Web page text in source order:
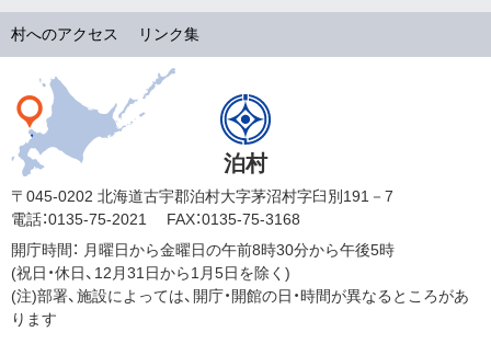
村へのアクセス リンク集
泊村
〒045-0202 北海道古宇郡泊村大字茅沼村字臼別191－7
電話：0135-75-2021
FAX：0135-75-3168
開庁時間： 月曜日から金曜日の午前8時30分から午後5時
(祝日・休日、12月31日から1月5日を除く)
(注)部署、施設によっては、開庁・開館の日・時間が異なるところがあ
ります